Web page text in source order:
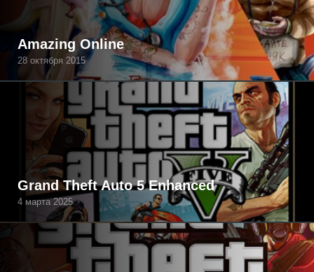
Amazing Online
28 октября 2015
Grand Theft Auto 5 Enhanced
4 марта 2025